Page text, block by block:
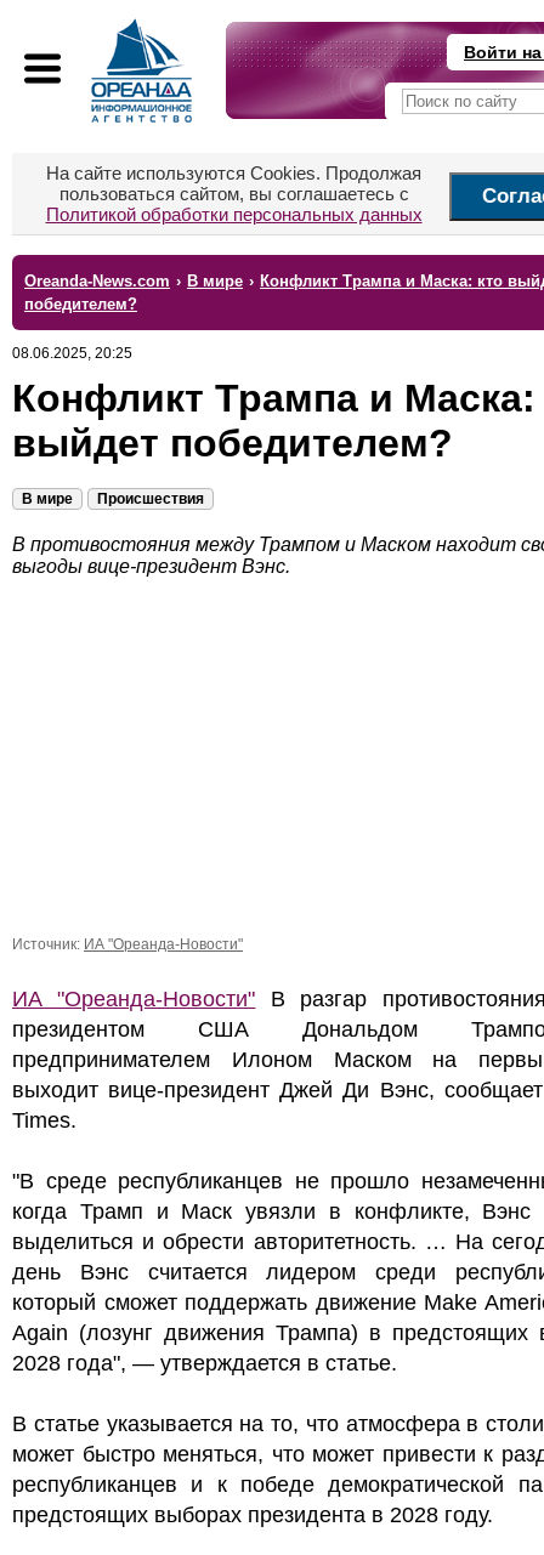
Войти
На сайте используются Cookies. Продолжая
пользоваться сайтом, вы соглашаетесь с
Политикой обработки персональных данных
Oreanda-News.com › В мире › Конфликт Трампа и Маска: кто
победителем?
08.06.2025, 20:25
Конфликт Трампа и Маска:
выйдет победителем?
В мире Происшествия
В противостояния между Трампом и Маском находит
выгоды вице-президент Вэнс.
Источник: ИА "Ореанда-Новости"
ИА "Ореанда-Новости" В разгар
президентом США Дональдом
предпринимателем Илоном Маском на
выходит вице-президент Джей Ди Вэнс,
Times.
"В среде республиканцев не прошло
когда Трамп и Маск увязли в конфликте, Вэнс
выделиться и обрести авторитетность. … На
день Вэнс считается лидером среди
который сможет поддержать движение Make
Again (лозунг движения Трампа) в предстоящих
2028 года", — утверждается в статье.
В статье указывается на то, что атмосфера в
может быстро меняться, что может привести к
республиканцев и к победе демократической
предстоящих выборах президента в 2028 году.